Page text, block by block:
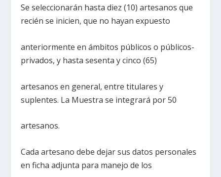
Se seleccionarán hasta diez (10) artesanos que
recién se inicien, que no hayan expuesto
anteriormente en ámbitos públicos o públicos-
privados, y hasta sesenta y cinco (65)
artesanos en general, entre titulares y
suplentes. La Muestra se integrará por 50
artesanos.
Cada artesano debe dejar sus datos personales
en ficha adjunta para manejo de los